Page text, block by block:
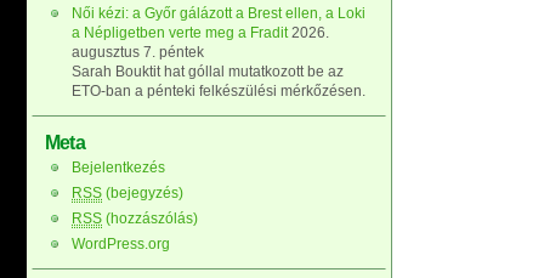
Női kézi: a Győr gálázott a Brest ellen, a Loki
a Népligetben verte meg a Fradit 2026.
augusztus 7. péntek
Sarah Bouktit hat góllal mutatkozott be az
ETO-ban a pénteki felkészülési mérkőzésen.
Meta
Bejelentkezés
RSS (bejegyzés)
RSS (hozzászólás)
WordPress.org